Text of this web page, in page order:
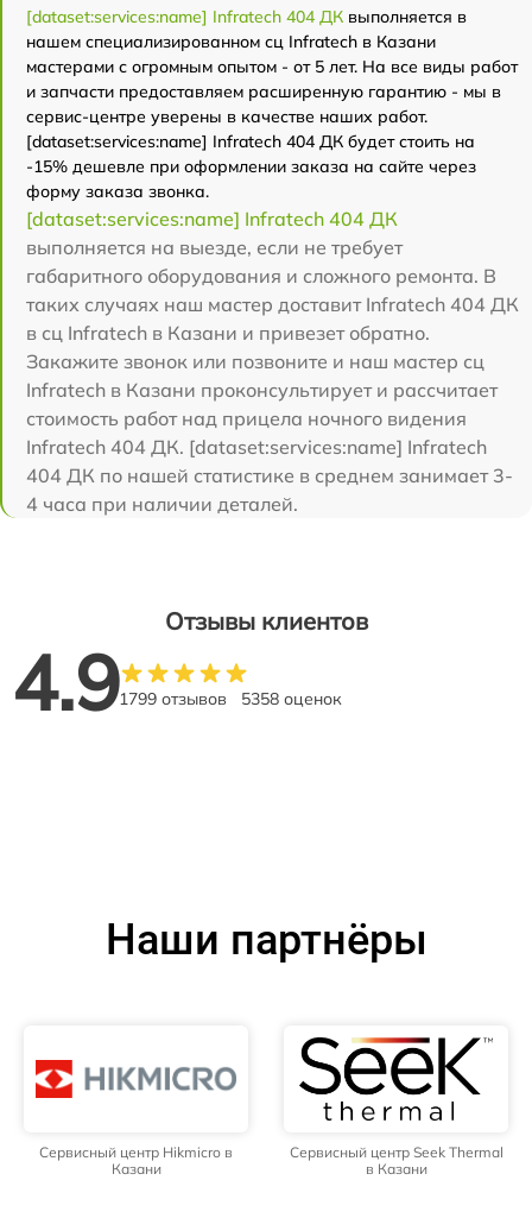
[dataset:services:name] Infratech 404 ДК выполняется в
нашем специализированном сц Infratech в Казани
мастерами с огромным опытом - от 5 лет. На все виды работ
и запчасти предоставляем расширенную гарантию - мы в
сервис-центре уверены в качестве наших работ.
[dataset:services:name] Infratech 404 ДК будет стоить на
-15% дешевле при оформлении заказа на сайте через
форму заказа звонка.
[dataset:services:name] Infratech 404 ДК
выполняется на выезде, если не требует
габаритного оборудования и сложного ремонта. В
таких случаях наш мастер доставит Infratech 404 ДК
в сц Infratech в Казани и привезет обратно.
Закажите звонок или позвоните и наш мастер сц
Infratech в Казани проконсультирует и рассчитает
стоимость работ над прицела ночного видения
Infratech 404 ДК. [dataset:services:name] Infratech
404 ДК по нашей статистике в среднем занимает 3-
4 часа при наличии деталей.
Отзывы клиентов
4.91799 отзывов 5358 оценок
Наши партнёры
Сервисный центр Hikmicro в
Казани
Сервисный центр Seek Thermal
в Казани